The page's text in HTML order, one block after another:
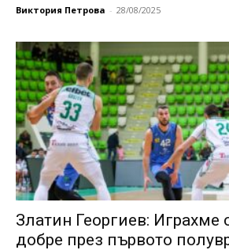
Виктория Петрова - 28/08/2025
Златин Георгиев: Играхме
добре през първото